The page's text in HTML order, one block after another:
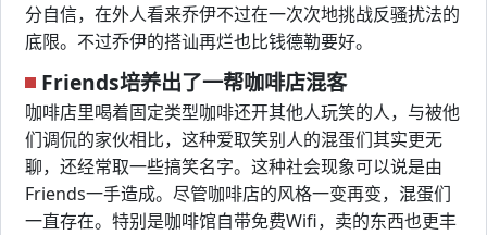
分自信，在外人看来乔伊不过在一次次地挑战反骚扰法的
底限。不过乔伊的搭讪再烂也比钱德勒要好。
Friends培养出了一帮咖啡店混客
咖啡店里喝着固定类型咖啡还开其他人玩笑的人，与被他
们调侃的家伙相比，这种爱取笑别人的混蛋们其实更无
聊，还经常取一些搞笑名字。这种社会现象可以说是由
Friends一手造成。尽管咖啡店的风格一变再变，混蛋们
一直存在。特别是咖啡馆自带免费Wifi，卖的东西也更丰